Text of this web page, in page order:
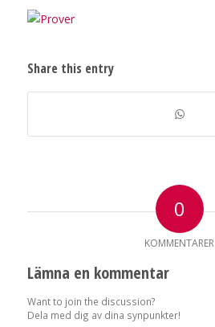
Share this entry
0
KOMMENTARER
Lämna en kommentar
Want to join the discussion?
Dela med dig av dina synpunkter!